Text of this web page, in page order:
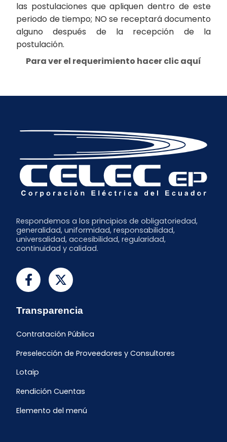
las postulaciones que apliquen dentro de este
periodo de tiempo; NO se receptará documento
alguno después de la recepción de la
postulación.
Para ver el requerimiento hacer clic aquí
Respondemos a los principios de obligatoriedad,
generalidad, uniformidad, responsabilidad,
universalidad, accesibilidad, regularidad,
continuidad y calidad.
Transparencia
Contratación Pública
Preselección de Proveedores y Consultores
Lotaip
Rendición Cuentas
Elemento del menú